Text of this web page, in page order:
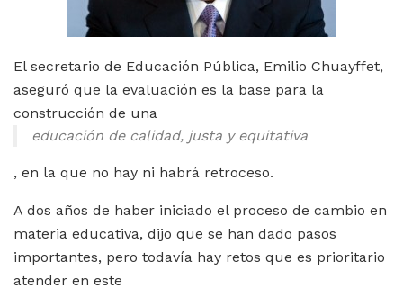
El secretario de Educación Pública, Emilio Chuayffet,
aseguró que la evaluación es la base para la
construcción de una
educación de calidad, justa y equitativa
, en la que no hay ni habrá retroceso.
A dos años de haber iniciado el proceso de cambio en
materia educativa, dijo que se han dado pasos
importantes, pero todavía hay retos que es prioritario
atender en este